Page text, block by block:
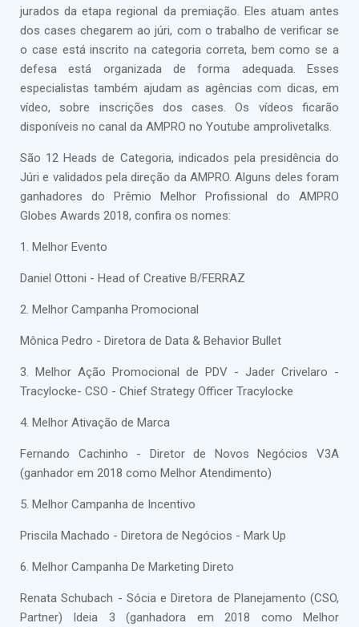
jurados da etapa regional da premiação. Eles atuam antes
dos cases chegarem ao júri, com o trabalho de verificar se
o case está inscrito na categoria correta, bem como se a
defesa está organizada de forma adequada. Esses
especialistas também ajudam as agências com dicas, em
vídeo, sobre inscrições dos cases. Os vídeos ficarão
disponíveis no canal da AMPRO no Youtube amprolivetalks.
São 12 Heads de Categoria, indicados pela presidência do
Júri e validados pela direção da AMPRO. Alguns deles foram
ganhadores do Prêmio Melhor Profissional do AMPRO
Globes Awards 2018, confira os nomes:
1. Melhor Evento
Daniel Ottoni - Head of Creative B/FERRAZ
2. Melhor Campanha Promocional
Mônica Pedro - Diretora de Data & Behavior Bullet
3. Melhor Ação Promocional de PDV - Jader Crivelaro -
Tracylocke- CSO - Chief Strategy Officer Tracylocke
4. Melhor Ativação de Marca
Fernando Cachinho - Diretor de Novos Negócios V3A
(ganhador em 2018 como Melhor Atendimento)
5. Melhor Campanha de Incentivo
Priscila Machado - Diretora de Negócios - Mark Up
6. Melhor Campanha De Marketing Direto
Renata Schubach - Sócia e Diretora de Planejamento (CSO,
Partner) Ideia 3 (ganhadora em 2018 como Melhor